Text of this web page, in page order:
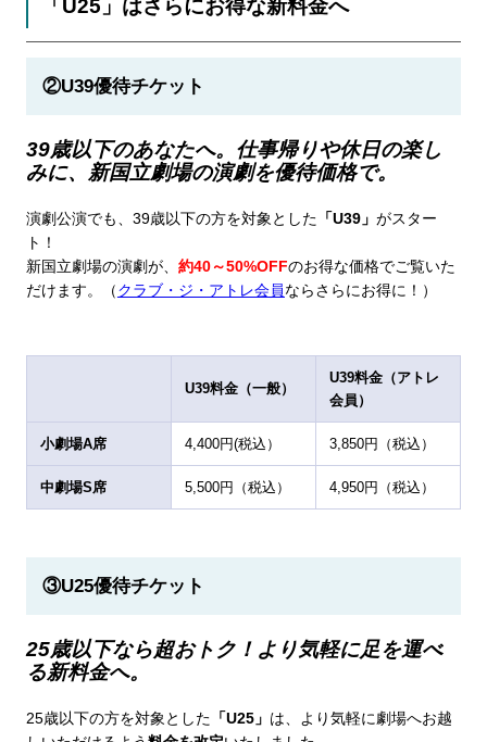
「U25」はさらにお得な新料金へ
②U39優待チケット
39歳以下のあなたへ。仕事帰りや休日の楽し
みに、新国立劇場の演劇を優待価格で。
演劇公演でも、39歳以下の方を対象とした 「U39」 がスター
ト！
新国立劇場の演劇が、 約40～50%OFFのお得な価格でご覧いた
だけます。（クラブ・ジ・アトレ会員ならさらにお得に！）
U39料金（一般）
U39料金（アトレ
会員）
小劇場A席 4,400円(税込） 3,850円（税込）
中劇場S席 5,500円（税込） 4,950円（税込）
③U25優待チケット
25歳以下なら超おトク！より気軽に足を運べ
る新料金へ。
25歳以下の方を対象とした 「U25」 は、より気軽に劇場へお越